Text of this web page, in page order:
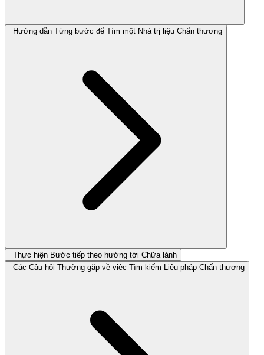
Hướng dẫn Từng bước để Tìm một Nhà trị liệu Chấn thương
Thực hiện Bước tiếp theo hướng tới Chữa lành
Các Câu hỏi Thường gặp về việc Tìm kiếm Liệu pháp Chấn thương